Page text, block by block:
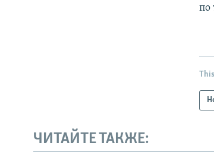
по
ЧИТАЙТЕ ТАКЖЕ: